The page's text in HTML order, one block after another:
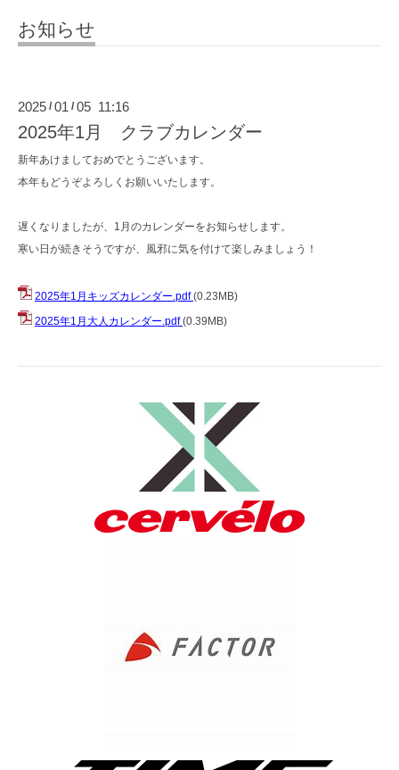
お知らせ
2025 / 01 / 05 11:16
2025年1月 クラブカレンダー
新年あけましておめでとうございます。
本年もどうぞよろしくお願いいたします。
遅くなりましたが、1月のカレンダーをお知らせします。
寒い日が続きそうですが、風邪に気を付けて楽しみましょう！
2025年1月キッズカレンダー.pdf (0.23MB)
2025年1月大人カレンダー.pdf (0.39MB)